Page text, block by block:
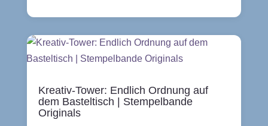
Kreativ-Tower: Endlich Ordnung auf
dem Basteltisch | Stempelbande
Originals